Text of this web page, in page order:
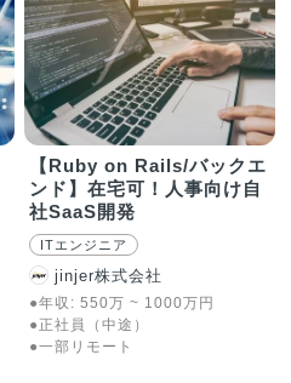
【Ruby on Rails/バックエ
ンド】在宅可！人事向け自
社SaaS開発
ITエンジニア
jinjer株式会社
●年収:550万 ~ 1000万 円
●正社員（中途）
●一部リモート